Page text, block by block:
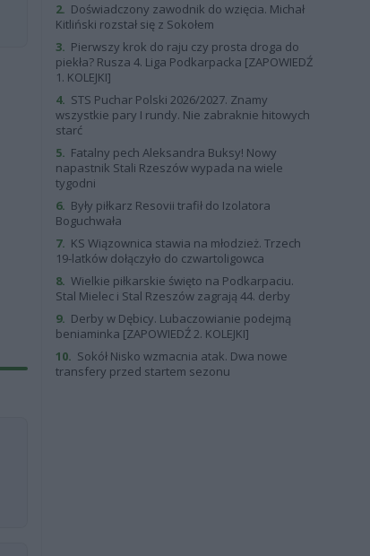
2. Doświadczony zawodnik do wzięcia. Michał
Kitliński rozstał się z Sokołem
3. Pierwszy krok do raju czy prosta droga do
piekła? Rusza 4. Liga Podkarpacka [ZAPOWIEDŹ
1. KOLEJKI]
4. STS Puchar Polski 2026/2027. Znamy
wszystkie pary I rundy. Nie zabraknie hitowych
starć
5. Fatalny pech Aleksandra Buksy! Nowy
napastnik Stali Rzeszów wypada na wiele
tygodni
6. Były piłkarz Resovii trafił do Izolatora
Boguchwała
7. KS Wiązownica stawia na młodzież. Trzech
19-latków dołączyło do czwartoligowca
8. Wielkie piłkarskie święto na Podkarpaciu.
Stal Mielec i Stal Rzeszów zagrają 44. derby
9. Derby w Dębicy. Lubaczowianie podejmą
beniaminka [ZAPOWIEDŹ 2. KOLEJKI]
10. Sokół Nisko wzmacnia atak. Dwa nowe
transfery przed startem sezonu